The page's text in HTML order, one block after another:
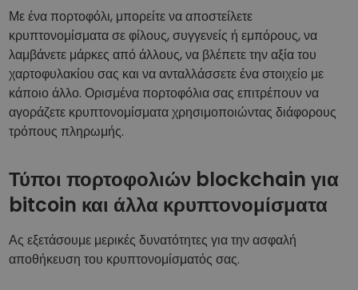
Με ένα πορτοφόλι, μπορείτε να αποστείλετε
κρυπτονομίσματα σε φίλους, συγγενείς ή εμπόρους, να
λαμβάνετε μάρκες από άλλους, να βλέπετε την αξία του
χαρτοφυλακίου σας και να ανταλλάσσετε ένα στοιχείο με
κάποιο άλλο. Ορισμένα πορτοφόλια σας επιτρέπουν να
αγοράζετε κρυπτονομίσματα χρησιμοποιώντας διάφορους
τρόπους πληρωμής.
Τύποι πορτοφολιών blockchain για
bitcoin και άλλα κρυπτονομίσματα
Ας εξετάσουμε μερικές δυνατότητες για την ασφαλή
αποθήκευση του κρυπτονομίσματός σας.